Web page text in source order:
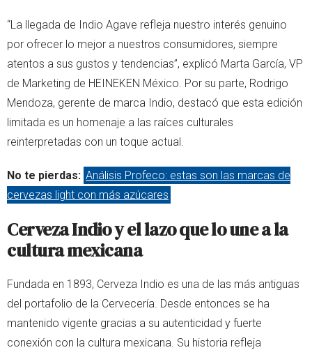
“La llegada de Indio Agave refleja nuestro interés genuino
por ofrecer lo mejor a nuestros consumidores, siempre
atentos a sus gustos y tendencias”, explicó Marta García, VP
de Marketing de HEINEKEN México. Por su parte, Rodrigo
Mendoza, gerente de marca Indio, destacó que esta edición
limitada es un homenaje a las raíces culturales
reinterpretadas con un toque actual.
No te pierdas: Análisis Profeco: estas son las marcas de
cervezas light con más azúcares
Cerveza Indio y el lazo que lo une a la
cultura mexicana
Fundada en 1893, Cerveza Indio es una de las más antiguas
del portafolio de la Cervecería. Desde entonces se ha
mantenido vigente gracias a su autenticidad y fuerte
conexión con la cultura mexicana. Su historia refleja